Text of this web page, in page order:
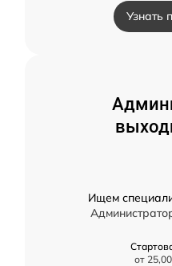
Узнать
Ищем
от